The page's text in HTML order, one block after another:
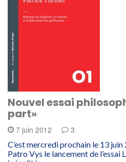
Nouvel essai
part»
7 juin 2012 3
C’est mercredi prochain le 13 juin
Patro Vys le lancement de l’essai